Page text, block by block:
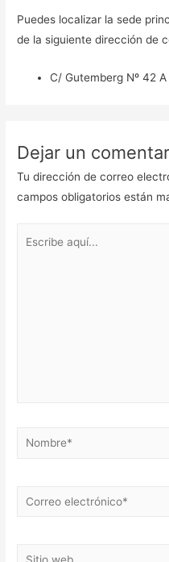
Puedes localizar la sede
de la siguiente dirección de
C/ Gutemberg Nº 42
Dejar un
Tu dirección de correo
campos obligatorios están
Nombre*
Correo
Sitio